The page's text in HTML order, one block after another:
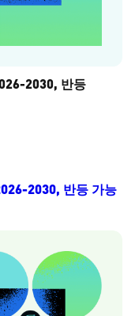
2030, 반등
2030, 반등 가능